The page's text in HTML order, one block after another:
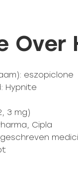
Over
eszopiclone
Hypnite
3 mg)
Cipla